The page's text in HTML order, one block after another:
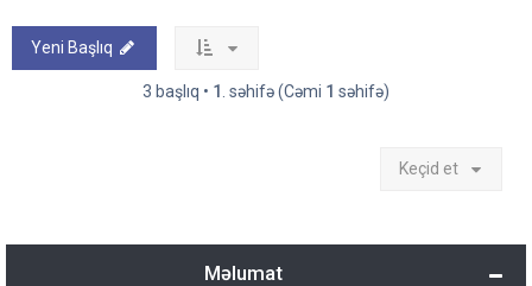
Yeni Başlıq
3 başlıq • 1 . səhifə (Cəmi 1 səhifə)
Keçid et
Məlumat